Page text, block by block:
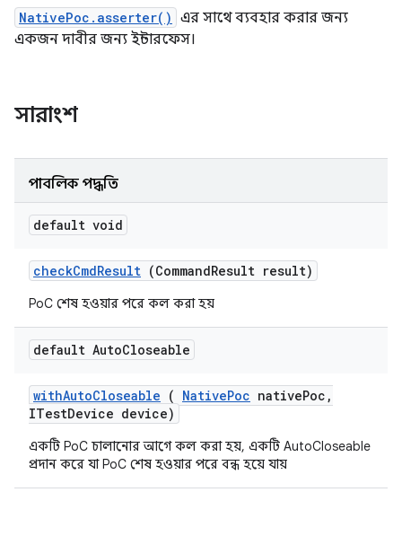
NativePoc.asserter() এর সাথে ব্যবহার করার জন্য
একজন দাবীর জন্য ইন্টারফেস।
সারাংশ
পাবলিক পদ্ধতি
default void
checkCmdResult (CommandResult result)
PoC শেষ হওয়ার পরে কল করা হয়
default AutoCloseable
withAutoCloseable ( NativePoc nativePoc ,
ITestDevice device)
একটি PoC চালানোর আগে কল করা হয়, একটি AutoCloseable
প্রদান করে যা PoC শেষ হওয়ার পরে বন্ধ হয়ে যায়